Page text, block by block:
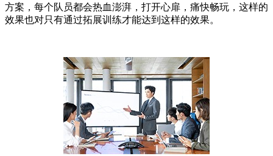
方案，每个队员都会热血澎湃，打开心扉，痛快畅玩，这样的
效果也对只有通过拓展训练才能达到这样的效果。